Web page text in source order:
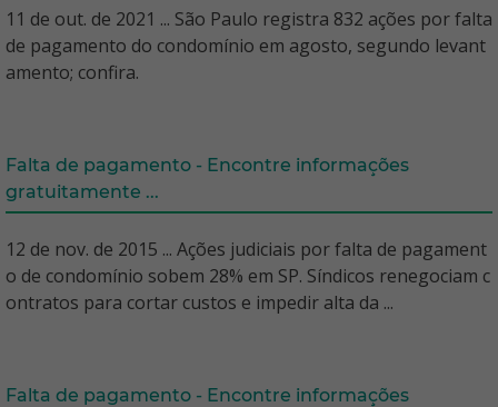
11 de out. de 2021 ... São Paulo registra 832 ações por falta
de pagamento do condomínio em agosto, segundo levant
amento; confira.
Falta de pagamento - Encontre informações
gratuitamente ...
12 de nov. de 2015 ... Ações judiciais por falta de pagament
o de condomínio sobem 28% em SP. Síndicos renegociam c
ontratos para cortar custos e impedir alta da ...
Falta de pagamento - Encontre informações